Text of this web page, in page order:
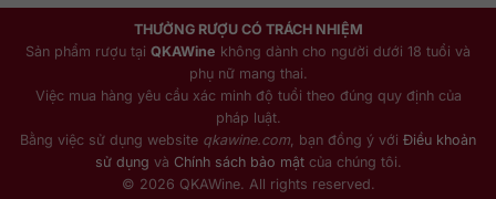
THƯỞNG RƯỢU CÓ TRÁCH NHIỆM
Sản phẩm rượu tại QKAWine không dành cho người dưới 18 tuổi và
phụ nữ mang thai.
Việc mua hàng yêu cầu xác minh độ tuổi theo đúng quy định của
pháp luật.
Bằng việc sử dụng website qkawine.com , bạn đồng ý với Điều khoản
sử dụng và Chính sách bảo mậtcủa chúng tôi.
© 2026 QKAWine. All rights reserved.